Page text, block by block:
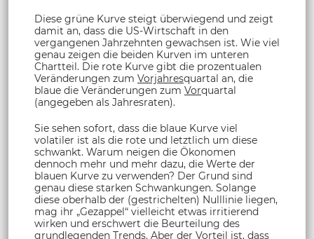
Diese grüne Kurve steigt überwiegend und zeigt
damit an, dass die US-Wirtschaft in den
vergangenen Jahrzehnten gewachsen ist. Wie viel
genau zeigen die beiden Kurven im unteren
Chartteil. Die rote Kurve gibt die prozentualen
Veränderungen zum Vorjahresquartal an, die
blaue die Veränderungen zum Vorquartal
(angegeben als Jahresraten).
Sie sehen sofort, dass die blaue Kurve viel
volatiler ist als die rote und letztlich um diese
schwankt. Warum neigen die Ökonomen
dennoch mehr und mehr dazu, die Werte der
blauen Kurve zu verwenden? Der Grund sind
genau diese starken Schwankungen. Solange
diese oberhalb der (gestrichelten) Nulllinie liegen,
mag ihr „Gezappel“ vielleicht etwas irritierend
wirken und erschwert die Beurteilung des
grundlegenden Trends. Aber der Vorteil ist, dass